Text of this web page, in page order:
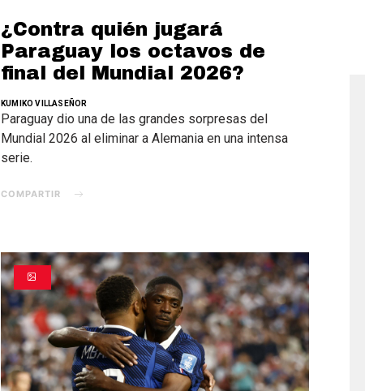
¿Contra quién jugará
Paraguay los octavos de
final del Mundial 2026?
KUMIKO VILLASEÑOR
Paraguay dio una de las grandes sorpresas del
Mundial 2026 al eliminar a Alemania en una intensa
serie.
COMPARTIR